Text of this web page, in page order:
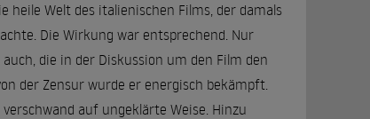
heile Welt des italienischen Films, der damals
Die Wirkung war entsprechend. Nur
die in der Diskussion um den Film den
der Zensur wurde er energisch bekämpft.
auf ungeklärte Weise. Hinzu